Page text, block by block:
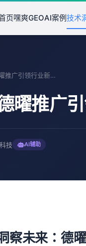
页嘿爽GEOAI案例技术
"洞察未来：德曜推广引领行业新风向"
曜推广
技 AI辅助
察未来：德